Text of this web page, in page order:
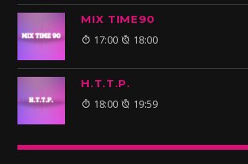
MIX TIME90
17:00 18:00
H.T.T.P.
18:00 19:59